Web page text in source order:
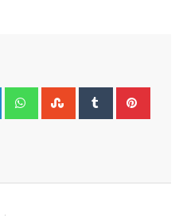
LinkedIn WhatsappStumbleUpon
Tumblr